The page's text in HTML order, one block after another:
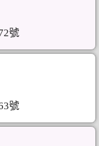
號
號